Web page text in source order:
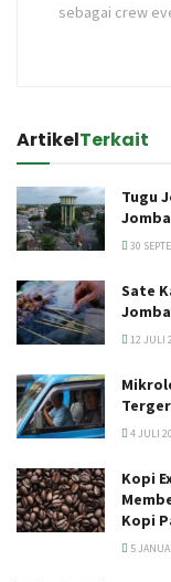
sebagai crew
ArtikelTerkait
Tugu
30
Sate
12 JULI
4 JULI
Kopi
Kopi
5